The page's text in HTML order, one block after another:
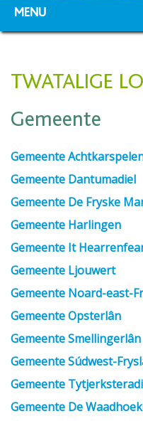
MENU
TWATALIGE
Gemeente
Gemeente
Gemeente Dantumadiel
Gemeente De Fryske
Gemeente Harlingen
Gemeente It
Gemeente Ljouwert
Gemeente Noard-east-
Gemeente Opsterlân
Gemeente Smellingerlân
Gemeente Súdwest-
Gemeente
Gemeente De